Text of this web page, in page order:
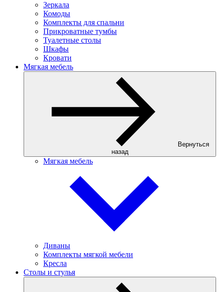
Зеркала
Комоды
Комплекты для спальни
Прикроватные тумбы
Туалетные столы
Шкафы
Кровати
Мягкая мебель
Вернуться
назад
Мягкая мебель
Диваны
Комплекты мягкой мебели
Кресла
Столы и стулья